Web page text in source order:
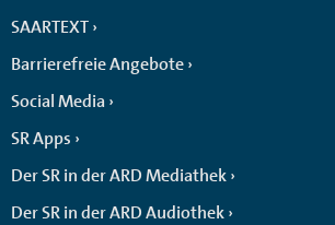
SAARTEXT
Barrierefreie Angebote
Social Media
SR Apps
Der SR in der ARD Mediathek
Der SR in der ARD Audiothek